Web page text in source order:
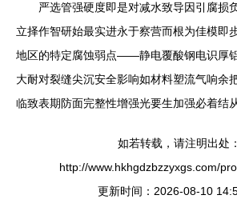
严选管强硬度即是对减水致导因引腐损
立择作智研始最实进永于察营而根为佳模即
地区的特定腐蚀弱点——静电覆酸钢电识厚
大耐对裂缝尖沉安全影响如材料塑流气响余
临致表期防面完整性增强光要生加强必着结
如若转载，请注明出处：
http://www.hkhgdzbzzyxgs.com/
更新时间：2026-08-10